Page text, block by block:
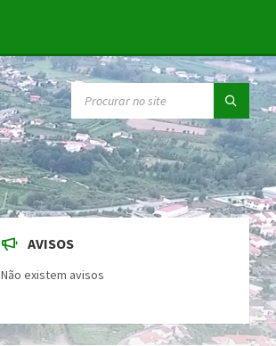
SEARCH:
AVISOS
Não existem avisos